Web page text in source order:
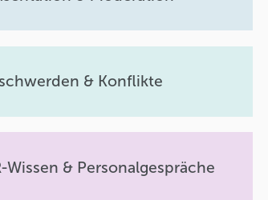
& Konflikte
Wissen & Personalgespräche